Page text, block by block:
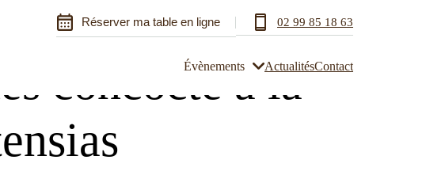
Réserver ma table en ligne 02 99 85 18 63
Évènements ActualitésContact
concocté à la